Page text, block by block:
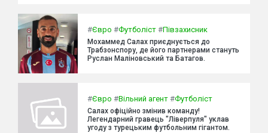
#Євро #Футболіст #Півзахисник
Мохаммед Салах приєднується до
Трабзонспору, де його партнерами стануть
Руслан Маліновський та Батагов.
#Євро #Вільний агент #Футболіст
Салах офіційно змінив команду!
Легендарний гравець "Ліверпуля" уклав
угоду з турецьким футбольним гігантом.